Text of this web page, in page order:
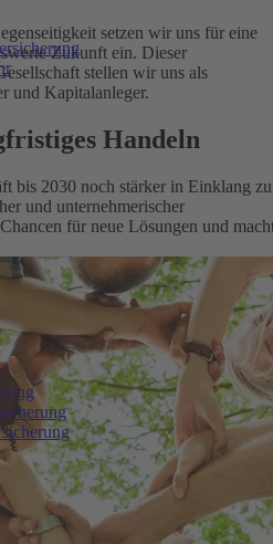
setzen wir uns für eine
Zukunft ein. Dieser
stellen wir uns als
und Kapitalanleger.
Handeln
bis 2030 noch stärker in Einklang zu
und unternehmerischer
für neue Lösungen und